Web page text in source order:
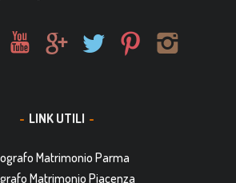
LINK UTILI
Matrimonio Parma
Matrimonio Piacenza